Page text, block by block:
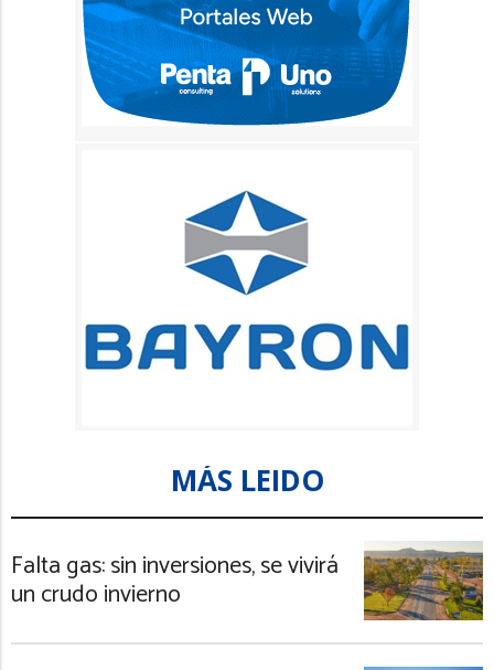
MÁS LEIDO
Falta gas: sin inversiones, se vivirá
un crudo invierno